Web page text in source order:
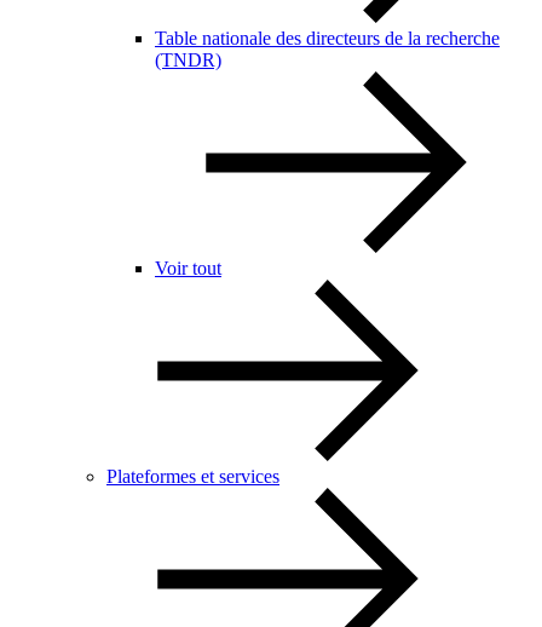
Table nationale des directeurs de la recherche
(TNDR)
Voir tout
Plateformes et services